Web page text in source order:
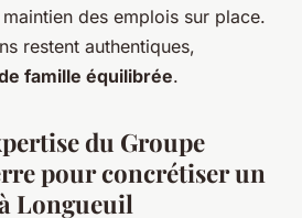
des emplois sur place.
restent authentiques,
famille équilibrée.
du Groupe
pour concrétiser un
Longueuil